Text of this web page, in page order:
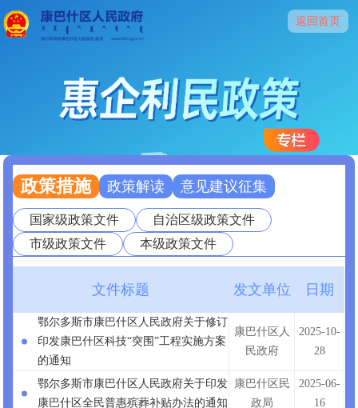
返回首页
政策措施 政策解读 意见建议征集
国家级政策文件
自治区级政策文件
市级政策文件
本级政策文件
文件标题 发文单位 日期
鄂尔多斯市康巴什区人民政府关于修订
印发康巴什区科技“突围”工程实施方案
的通知
康巴什区人
民政府
2025-10-
28
鄂尔多斯市康巴什区人民政府关于印发
康巴什区全民普惠殡葬补贴办法的通知
康巴什区民
政局
2025-06-
16